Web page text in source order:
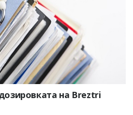
на Breztri